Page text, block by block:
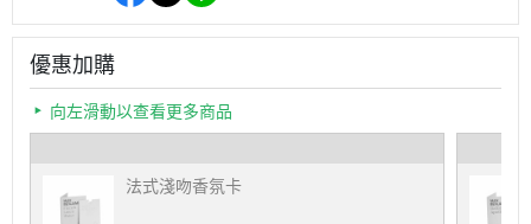
優惠加購
向左滑動以查看更多商品
法式淺吻香氛卡